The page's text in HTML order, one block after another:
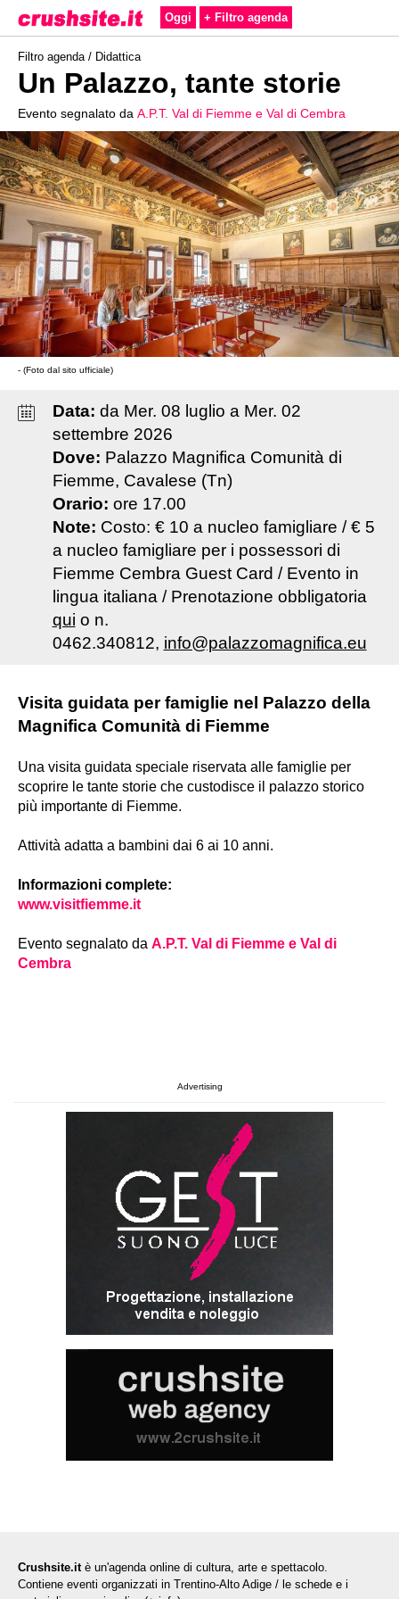
Oggi + Filtro agenda
Filtro agenda / Didattica
Un Palazzo, tante storie
Evento segnalato da A.P.T. Val di Fiemme e Val di Cembra
- (Foto dal sito ufficiale)
Data: da Mer. 08 luglio a Mer. 02
settembre 2026
Dove: Palazzo Magnifica Comunità di
Fiemme, Cavalese (Tn)
Orario: ore 17.00
Note: Costo: € 10 a nucleo famigliare / € 5
a nucleo famigliare per i possessori di
Fiemme Cembra Guest Card / Evento in
lingua italiana / Prenotazione obbligatoria
qui o n.
0462.340812, info@palazzomagnifica.eu
Visita guidata per famiglie nel Palazzo della
Magnifica Comunità di Fiemme
Una visita guidata speciale riservata alle famiglie per
scoprire le tante storie che custodisce il palazzo storico
più importante di Fiemme.
Attività adatta a bambini dai 6 ai 10 anni.
Informazioni complete:
www.visitfiemme.it
Evento segnalato da A.P.T. Val di Fiemme e Val di
Cembra
Advertising
Crushsite.it è un'agenda online di cultura, arte e spettacolo.
Contiene eventi organizzati in Trentino-Alto Adige / le schede e i